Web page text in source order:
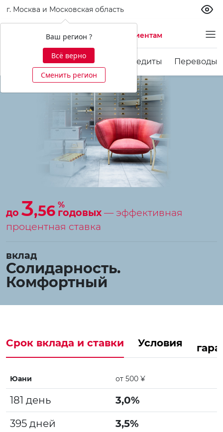
г. Москва и Московская область
Частным клиентам
Счета и вклады Кредиты Переводы
до 3,56 %
годовых — эффективная
процентная ставка
вклад
Солидарность.
Комфортный
Срок вклада и ставки Условия
Юани от 500 ¥
181 день
3,0%
395 дней
3,5%
Ваш регион ?
Всё верно
Сменить регион